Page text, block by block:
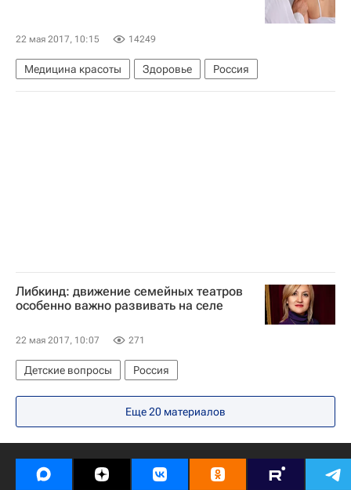
22 мая 2017, 10:15 14249
Медицина красоты Здоровье Россия
Либкинд: движение семейных театров
особенно важно развивать на селе
22 мая 2017, 10:07 271
Детские вопросы Россия
Еще 20 материалов